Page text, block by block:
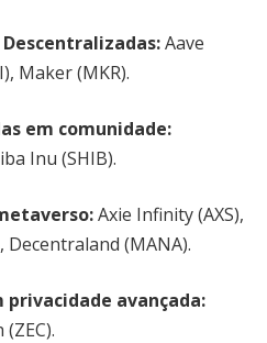
Descentralizadas:Aave
Maker (MKR).
em comunidade:
Inu (SHIB).
:Axie Infinity (AXS),
Decentraland (MANA).
privacidade avançada: